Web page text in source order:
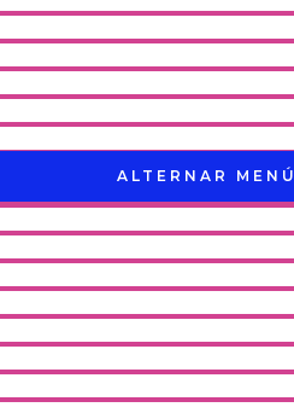
ALTERNAR MENÚ